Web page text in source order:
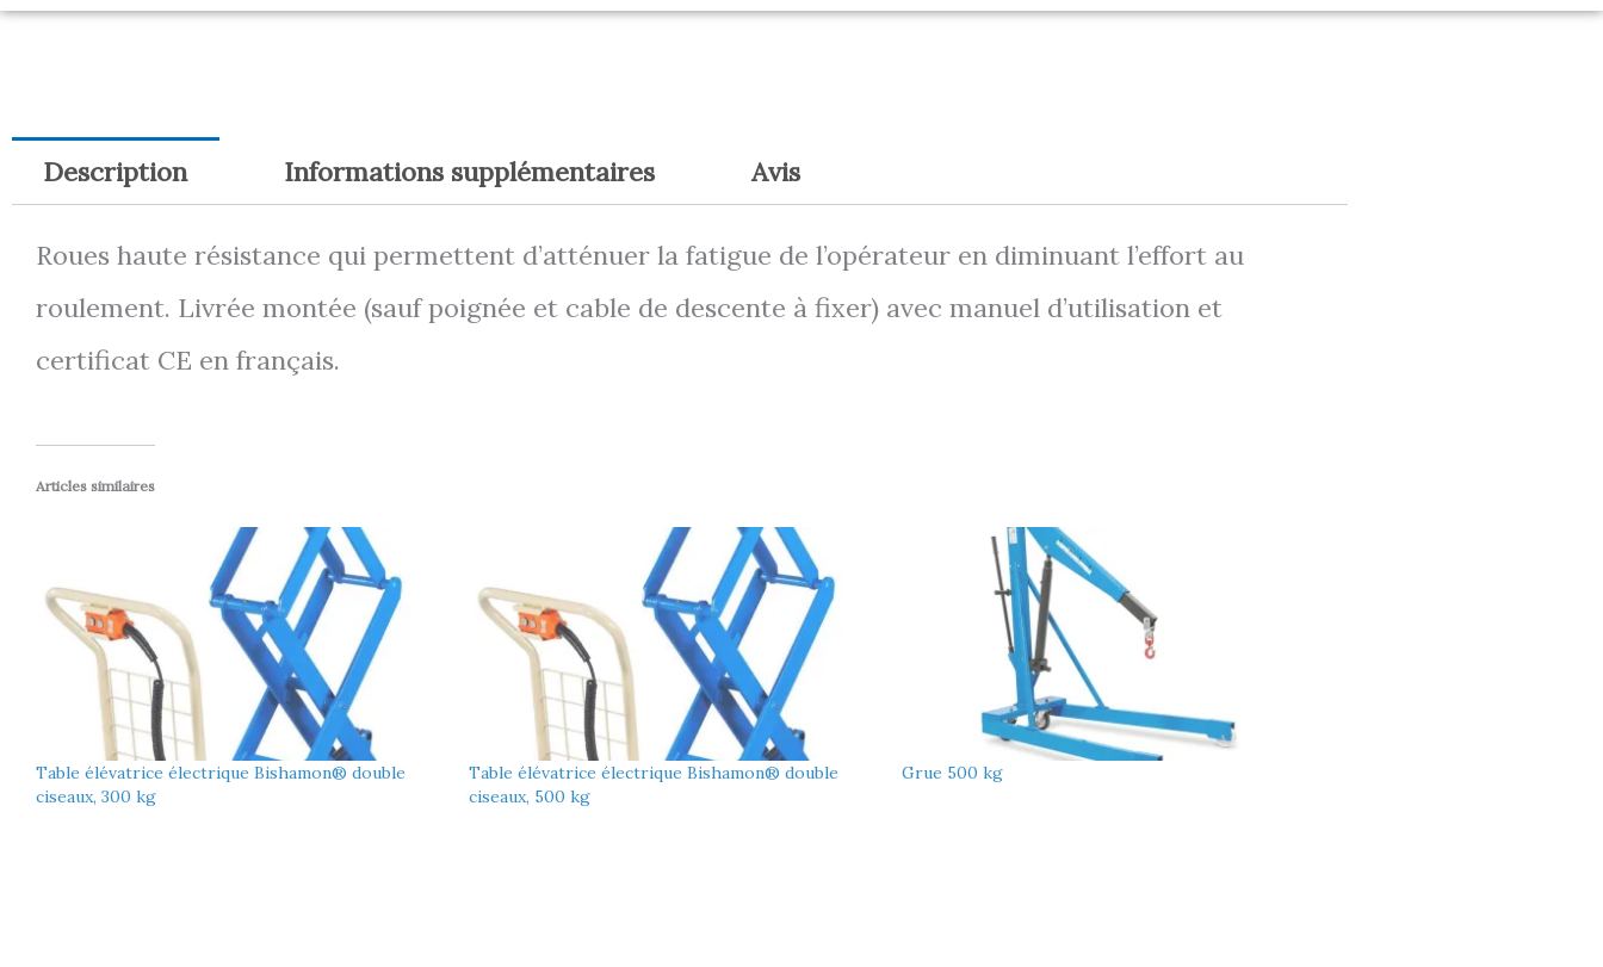
Description Informations supplémentaires Avis
Roues haute résistance qui permettent d’atténuer la fatigue de l’opérateur en diminuant l’effort au
roulement. Livrée montée (sauf poignée et cable de descente à fixer) avec manuel d’utilisation et
certificat CE en français.
Articles similaires
Table élévatrice électrique Bishamon® double
ciseaux, 300 kg
Table élévatrice électrique Bishamon® double
ciseaux, 500 kg
Grue 500 kg